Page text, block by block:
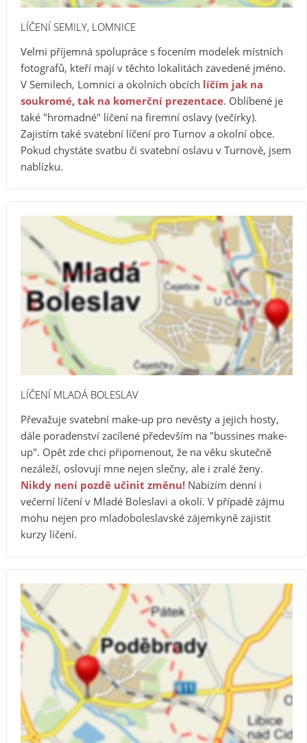
LÍČENÍ SEMILY, LOMNICE
Velmi příjemná spolupráce s focením modelek místních
fotografů, kteří mají v těchto lokalitách zavedené jméno.
V Semilech, Lomnici a okolních obcích líčím jak na
soukromé, tak na komerční prezentace. Oblíbené je
také "hromadné" líčení na firemní oslavy (večírky).
Zajistím také svatební líčení pro Turnov a okolní obce.
Pokud chystáte svatbu či svatební oslavu v Turnově, jsem
nablízku.
LÍČENÍ MLADÁ BOLESLAV
Převažuje svatební make-up pro nevěsty a jejich hosty,
dále poradenství zacílené především na "bussines make-
up". Opět zde chci připomenout, že na věku skutečně
nezáleží, oslovují mne nejen slečny, ale i zralé ženy.
Nikdy není pozdě učinit změnu! Nabízím denní i
večerní líčení v Mladé Boleslavi a okolí. V případě zájmu
mohu nejen pro mladoboleslavské zájemkyně zajistit
kurzy líčení.